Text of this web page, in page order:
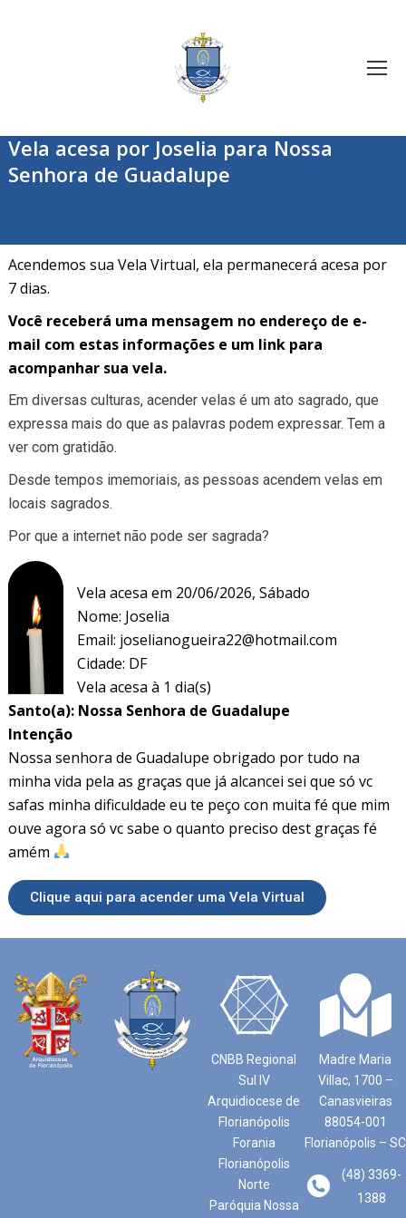
Vela acesa por Joselia para Nossa
Senhora de Guadalupe
Acendemos sua Vela Virtual, ela permanecerá acesa por
7 dias.
Você receberá uma mensagem no endereço de e-
mail com estas informações e um link para
acompanhar sua vela.
Em diversas culturas, acender velas é um ato sagrado, que
expressa mais do que as palavras podem expressar. Tem a
ver com gratidão.
Desde tempos imemoriais, as pessoas acendem velas em
locais sagrados.
Por que a internet não pode ser sagrada?
Vela acesa em 20/06/2026, Sábado
Nome: Joselia
Email: joselianogueira22@hotmail.com
Cidade: DF
Vela acesa à 1 dia(s)
Santo(a): Nossa Senhora de Guadalupe
Intenção
Nossa senhora de Guadalupe obrigado por tudo na
minha vida pela as graças que já alcancei sei que só vc
safas minha dificuldade eu te peço con muita fé que mim
ouve agora só vc sabe o quanto preciso dest graças fé
amém
Clique aqui para acender uma Vela Virtual
CNBB Regional
Sul IV
Arquidiocese de
Florianópolis
Forania
Florianópolis
Norte
Paróquia Nossa
Madre Maria
Villac, 1700 –
Canasvieiras
88054-001
Florianópolis – SC
(48) 3369-
1388